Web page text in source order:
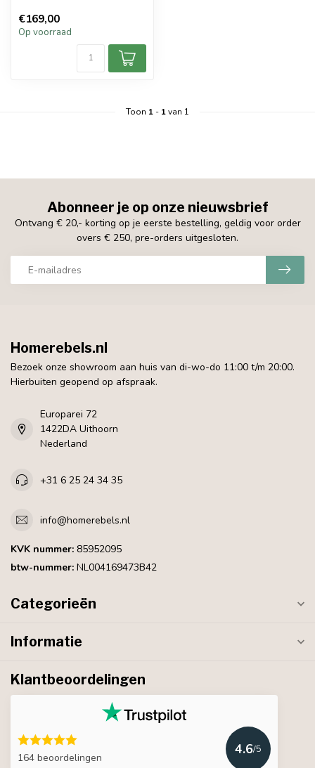
€169,00
Op voorraad
Toon 1- 1van 1
Abonneer je op onze nieuwsbrief
Ontvang € 20,- korting op je eerste bestelling, geldig voor order
overs € 250, pre-orders uitgesloten.
Homerebels.nl
Bezoek onze showroom aan huis van di-wo-do 11:00 t/m 20:00.
Hierbuiten geopend op afspraak.
Europarei 72
1422DA Uithoorn
Nederland
+31 6 25 24 34 35
info@homerebels.nl
KVK nummer: 85952095
btw-nummer: NL004169473B42
Categorieën
Informatie
Klantbeoordelingen
164 beoordelingen
4.6/5